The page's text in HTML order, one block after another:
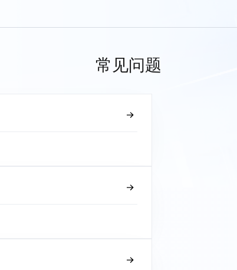
常见问题